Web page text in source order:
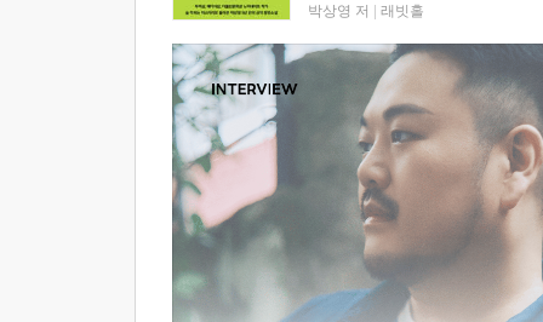
박상영 저 래빗홀